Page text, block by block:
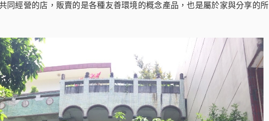
同經營的店，販賣的是各種友善環境的概念產品，也是屬於家與分享的所